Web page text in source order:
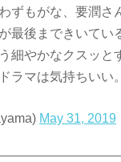
ずもがな、要潤さ
最後まできいてい
細やかなクスッと
ラマは気持ちいい。
May 31, 2019